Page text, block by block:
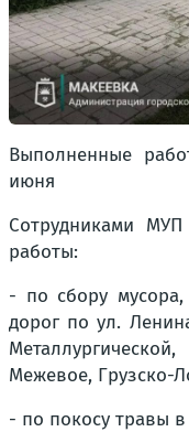
Выполненные
июня
Сотрудниками
работы:
- по сбору мусора,
дорог по ул.
Межевое, Грузско-
- по покосу травы